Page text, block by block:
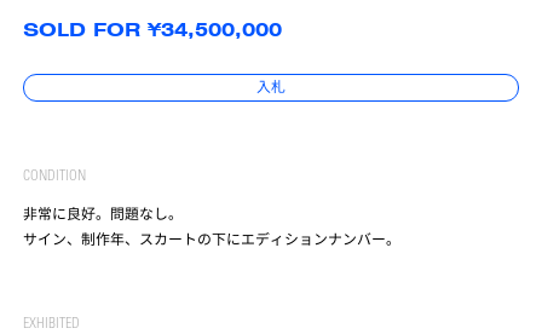
SOLD FOR ¥34,500,000
入札
CONDITION
非常に良好。問題なし。
サイン、制作年、スカートの下にエディションナンバー。
EXHIBITED